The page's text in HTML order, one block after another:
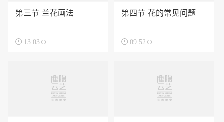
第三节 兰花画法
 13:03
第四节 花的常见问题
 09:52